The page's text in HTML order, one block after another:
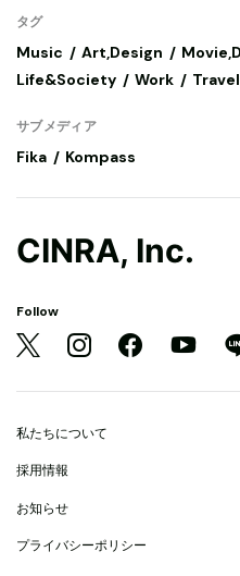
タグ
Music Art,Design
Life&Society
Work Travel
サブメディア
Fika Kompass
CINRA, Inc.
Follow
私たちについて
採用情報
お知らせ
プライバシーポリシー